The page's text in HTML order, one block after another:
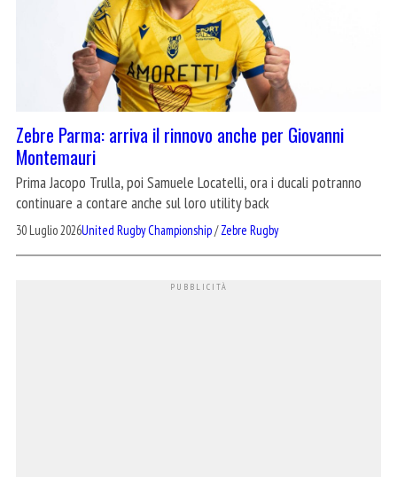
Zebre Parma: arriva il rinnovo anche per Giovanni
Montemauri
Prima Jacopo Trulla, poi Samuele Locatelli, ora i ducali potranno
continuare a contare anche sul loro utility back
30 Luglio 2026United Rugby Championship/Zebre Rugby